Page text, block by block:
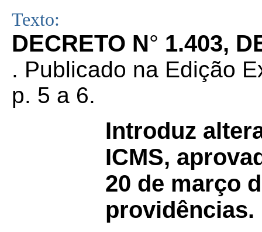
Texto:
DECRETO N° 1.403,
. Publicado na Edição
p. 5 a 6.
Introduz
ICMS,
20 de março
providências.